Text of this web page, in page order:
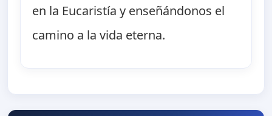
en la Eucaristía y enseñándonos el
camino a la vida eterna.